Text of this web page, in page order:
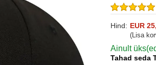
Hind: EUR
(Lisa
Ainult
Tahad seda